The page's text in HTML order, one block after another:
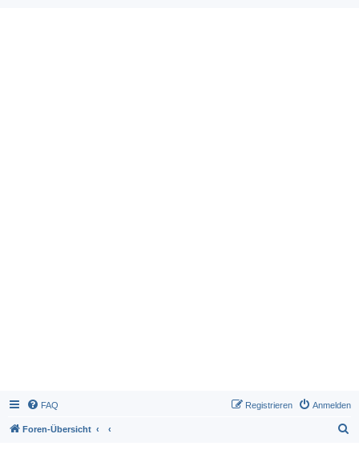
FAQ Anmelden
Registrieren
Foren-Übersicht